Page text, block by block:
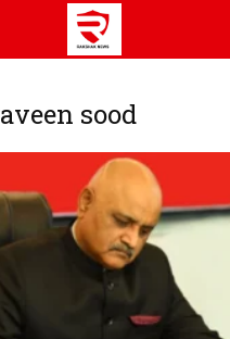
sood